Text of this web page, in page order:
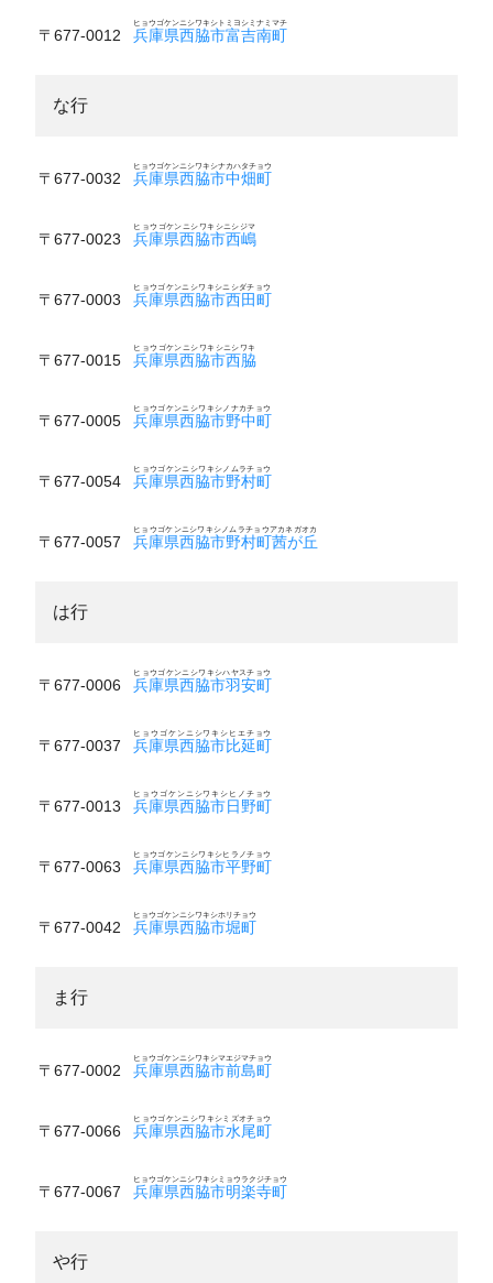
〒677-0012 兵庫県西脇市富吉南町
ヒョウゴケンニシワキシトミヨシミナミマチ
な行
〒677-0032 兵庫県西脇市中畑町
ヒョウゴケンニシワキシナカハタチョウ
〒677-0023 兵庫県西脇市西嶋
ヒョウゴケンニシワキシニシジマ
〒677-0003 兵庫県西脇市西田町
ヒョウゴケンニシワキシニシダチョウ
〒677-0015 兵庫県西脇市西脇
ヒョウゴケンニシワキシニシワキ
〒677-0005 兵庫県西脇市野中町
ヒョウゴケンニシワキシノナカチョウ
〒677-0054 兵庫県西脇市野村町
ヒョウゴケンニシワキシノムラチョウ
〒677-0057 兵庫県西脇市野村町茜が丘
ヒョウゴケンニシワキシノムラチョウアカネガオカ
は行
〒677-0006 兵庫県西脇市羽安町
ヒョウゴケンニシワキシハヤスチョウ
〒677-0037 兵庫県西脇市比延町
ヒョウゴケンニシワキシヒエチョウ
〒677-0013 兵庫県西脇市日野町
ヒョウゴケンニシワキシヒノチョウ
〒677-0063 兵庫県西脇市平野町
ヒョウゴケンニシワキシヒラノチョウ
〒677-0042 兵庫県西脇市堀町
ヒョウゴケンニシワキシホリチョウ
ま行
〒677-0002 兵庫県西脇市前島町
ヒョウゴケンニシワキシマエジマチョウ
〒677-0066 兵庫県西脇市水尾町
ヒョウゴケンニシワキシミズオチョウ
〒677-0067 兵庫県西脇市明楽寺町
ヒョウゴケンニシワキシミョウラクジチョウ
や行